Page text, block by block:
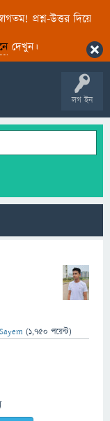
প্রশ্ন-উত্তর দিয়ে
দেখুন।
লগ ইন
(1,750 পয়েন্ট)